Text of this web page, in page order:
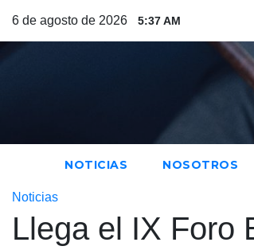
6 de agosto de 2026 5:37 AM
NOTICIAS NOSOTROS
Noticias
Llega el IX Foro